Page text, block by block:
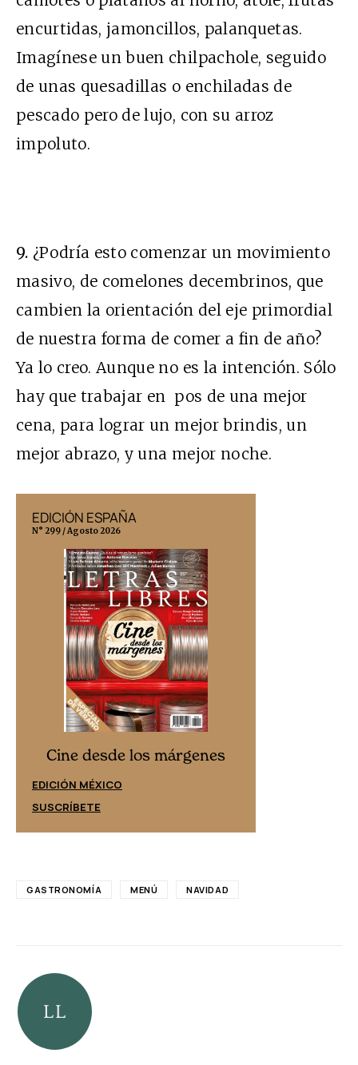
encurtidas, jamoncillos, palanquetas.
Imagínese un buen chilpachole, seguido
de unas quesadillas o enchiladas de
pescado pero de lujo, con su arroz
impoluto.
9. ¿Podría esto comenzar un movimiento
masivo, de comelones decembrinos, que
cambien la orientación del eje primordial
de nuestra forma de comer a fin de año?
Ya lo creo. Aunque no es la intención. Sólo
hay que trabajar en pos de una mejor
cena, para lograr un mejor brindis, un
mejor abrazo, y una mejor noche.
EDICIÓN ESPAÑA
N° 299 / Agosto 2026
Cine desde los márgenes
EDICIÓN MÉXICO
SUSCRÍBETE
GASTRONOMÍA MENÚ NAVIDAD